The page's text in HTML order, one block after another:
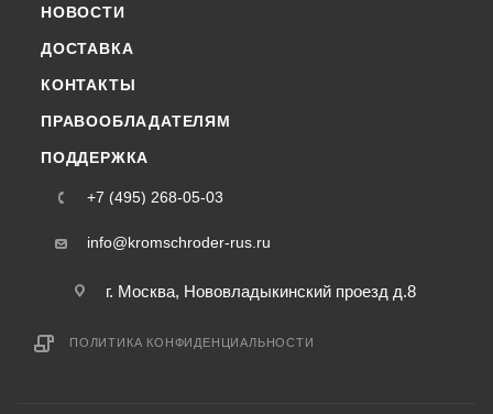
НОВОСТИ
ДОСТАВКА
КОНТАКТЫ
ПРАВООБЛАДАТЕЛЯМ
ПОДДЕРЖКА
+7 (495) 268-05-03
info@kromschroder-rus.ru
г. Москва, Нововладыкинский проезд д.8
ПОЛИТИКА КОНФИДЕНЦИАЛЬНОСТИ